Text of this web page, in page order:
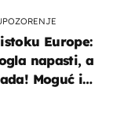
Europe:
napasti, a
Moguć i